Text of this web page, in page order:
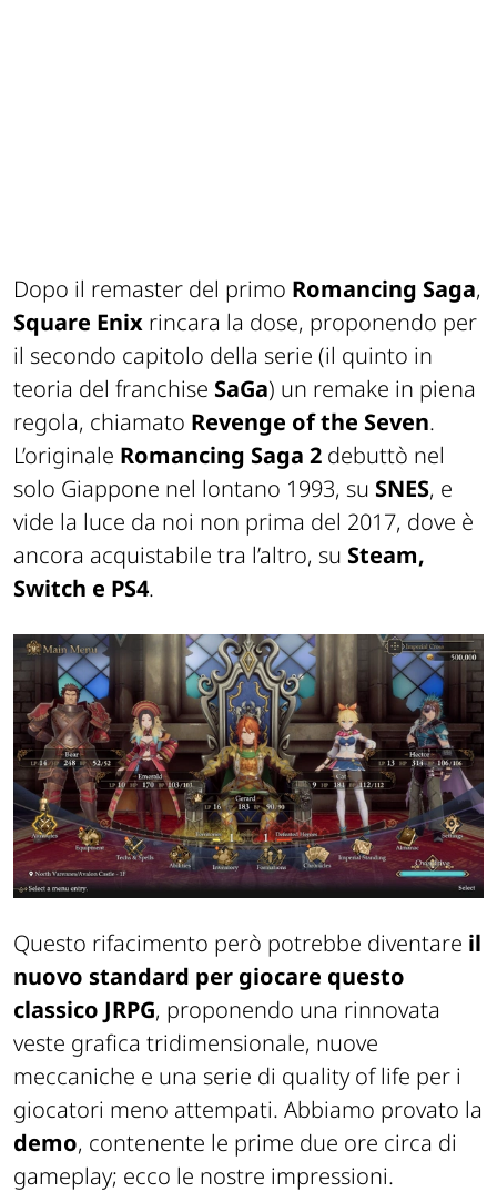
Dopo il remaster del primo Romancing Saga,
Square Enix rincara la dose, proponendo per
il secondo capitolo della serie (il quinto in
teoria del franchise SaGa) un remake in piena
regola, chiamato Revenge of the Seven.
L’originale Romancing Saga 2 debuttò nel
solo Giappone nel lontano 1993, su SNES, e
vide la luce da noi non prima del 2017, dove è
ancora acquistabile tra l’altro, su Steam,
Switch e PS4.
Questo rifacimento però potrebbe diventare il
nuovo standard per giocare questo
classico JRPG, proponendo una rinnovata
veste grafica tridimensionale, nuove
meccaniche e una serie di qualityof life per i
giocatori meno attempati. Abbiamo provato la
demo, contenente le prime due ore circa di
gameplay; ecco le nostre impressioni.